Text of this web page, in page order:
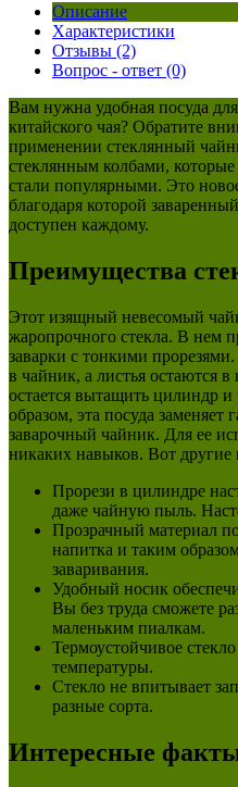
Описание
Характеристики
Отзывы (2)
Вопрос - ответ (0)
Вам нужна удобная посуда
китайского чая? Обратите
применении стеклянный
стеклянным колбами,
стали популярными. Это
благодаря которой
доступен каждому.
Преимущества
Этот изящный невесомый
жаропрочного стекла. В нем
заварки с тонкими
в чайник, а листья остаются
остается вытащить цилиндр
образом, эта посуда
заварочный чайник. Для ее
никаких навыков. Вот другие
Прорези в цилиндре
даже чайную пыль.
Прозрачный материал
напитка и таким
заваривания.
Удобный носик
Вы без труда сможете
маленьким пиалкам.
Термоустойчивое
температуры.
Стекло не впитывает
разные сорта.
Интересные